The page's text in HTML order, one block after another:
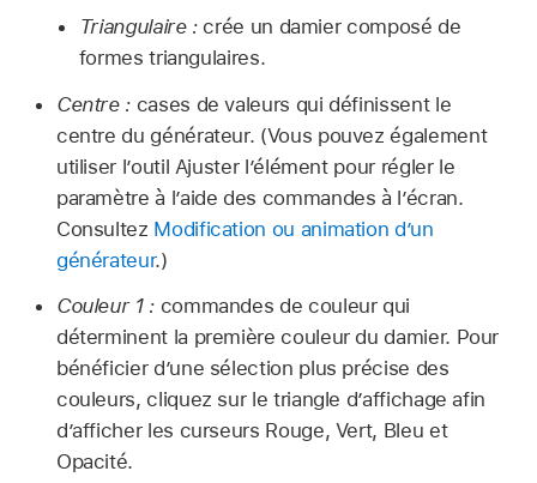
Triangulaire :crée un damier composé de
formes triangulaires.
Centre : cases de valeurs qui définissent le
centre du générateur. (Vous pouvez également
utiliser l’outil Ajuster l’élément pour régler le
paramètre à l’aide des commandes à l’écran.
Consultez Modification ou animation d’un
générateur.)
Couleur 1 :commandes de couleur qui
déterminent la première couleur du damier. Pour
bénéficier d’une sélection plus précise des
couleurs, cliquez sur le triangle d’affichage afin
d’afficher les curseurs Rouge, Vert, Bleu et
Opacité.